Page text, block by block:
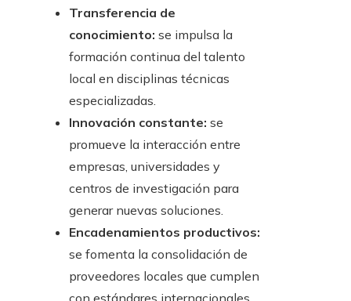
Transferencia de
conocimiento: se impulsa la
formación continua del talento
local en disciplinas técnicas
especializadas.
Innovación constante: se
promueve la interacción entre
empresas, universidades y
centros de investigación para
generar nuevas soluciones.
Encadenamientos productivos:
se fomenta la consolidación de
proveedores locales que cumplen